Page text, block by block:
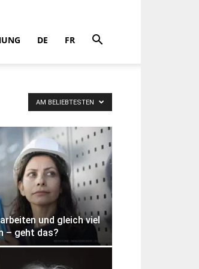
DE FR
AM BELIEBTESTEN
und gleich viel
– geht das?